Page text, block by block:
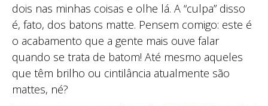
dois nas minhas coisas e olhe lá. A “culpa” disso
é, fato, dos batons matte. Pensem comigo: este é
o acabamento que a gente mais ouve falar
quando se trata de batom! Até mesmo aqueles
que têm brilho ou cintilância atualmente são
mattes, né?